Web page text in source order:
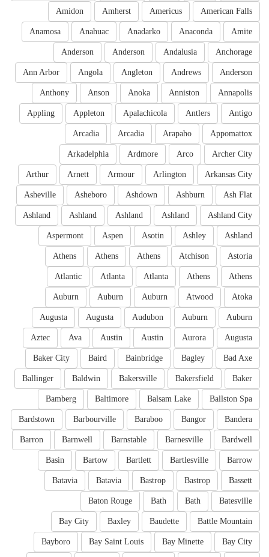
American Falls
Americus
Amherst
Amidon
Amite
Anaconda
Anadarko
Anahuac
Anamosa
Anchorage
Andalusia
Anderson
Anderson
Anderson
Andrews
Angleton
Angola
Ann Arbor
Annapolis
Anniston
Anoka
Anson
Anthony
Antigo
Antlers
Apalachicola
Appleton
Appling
Appomattox
Arapaho
Arcadia
Arcadia
Archer City
Arco
Ardmore
Arkadelphia
Arkansas City
Arlington
Armour
Arnett
Arthur
Ash Flat
Ashburn
Ashdown
Asheboro
Asheville
Ashland City
Ashland
Ashland
Ashland
Ashland
Ashland
Ashley
Asotin
Aspen
Aspermont
Astoria
Atchison
Athens
Athens
Athens
Athens
Athens
Atlanta
Atlanta
Atlantic
Atoka
Atwood
Auburn
Auburn
Auburn
Auburn
Auburn
Audubon
Augusta
Augusta
Augusta
Aurora
Austin
Austin
Ava
Aztec
Bad Axe
Bagley
Bainbridge
Baird
Baker City
Baker
Bakersfield
Bakersville
Baldwin
Ballinger
Ballston Spa
Balsam Lake
Baltimore
Bamberg
Bandera
Bangor
Baraboo
Barbourville
Bardstown
Bardwell
Barnesville
Barnstable
Barnwell
Barron
Barrow
Bartlesville
Bartlett
Bartow
Basin
Bassett
Bastrop
Bastrop
Batavia
Batavia
Batesville
Bath
Bath
Baton Rouge
Battle Mountain
Baudette
Baxley
Bay City
Bay City
Bay Minette
Bay Saint Louis
Bayboro